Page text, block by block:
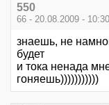
550
66 - 20.08.2009 - 10:30
знаешь, не
будет
и тока ненада
гоняешь)))))))))))